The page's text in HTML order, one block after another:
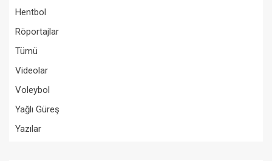
Hentbol
Röportajlar
Tümü
Videolar
Voleybol
Yağlı Güreş
Yazılar